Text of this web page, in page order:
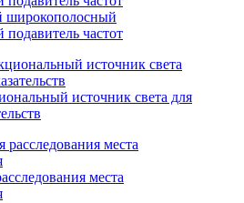
широкополосный
подавитель частот
источник света для
места